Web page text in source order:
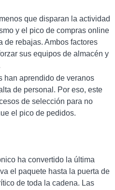
que disparan la actividad
y el pico de compras online
de rebajas. Ambos factores
sus equipos de almacén y
han aprendido de veranos
de personal. Por eso, este
de selección para no
el pico de pedidos.
ha convertido la última
el paquete hasta la puerta de
de toda la cadena. Las